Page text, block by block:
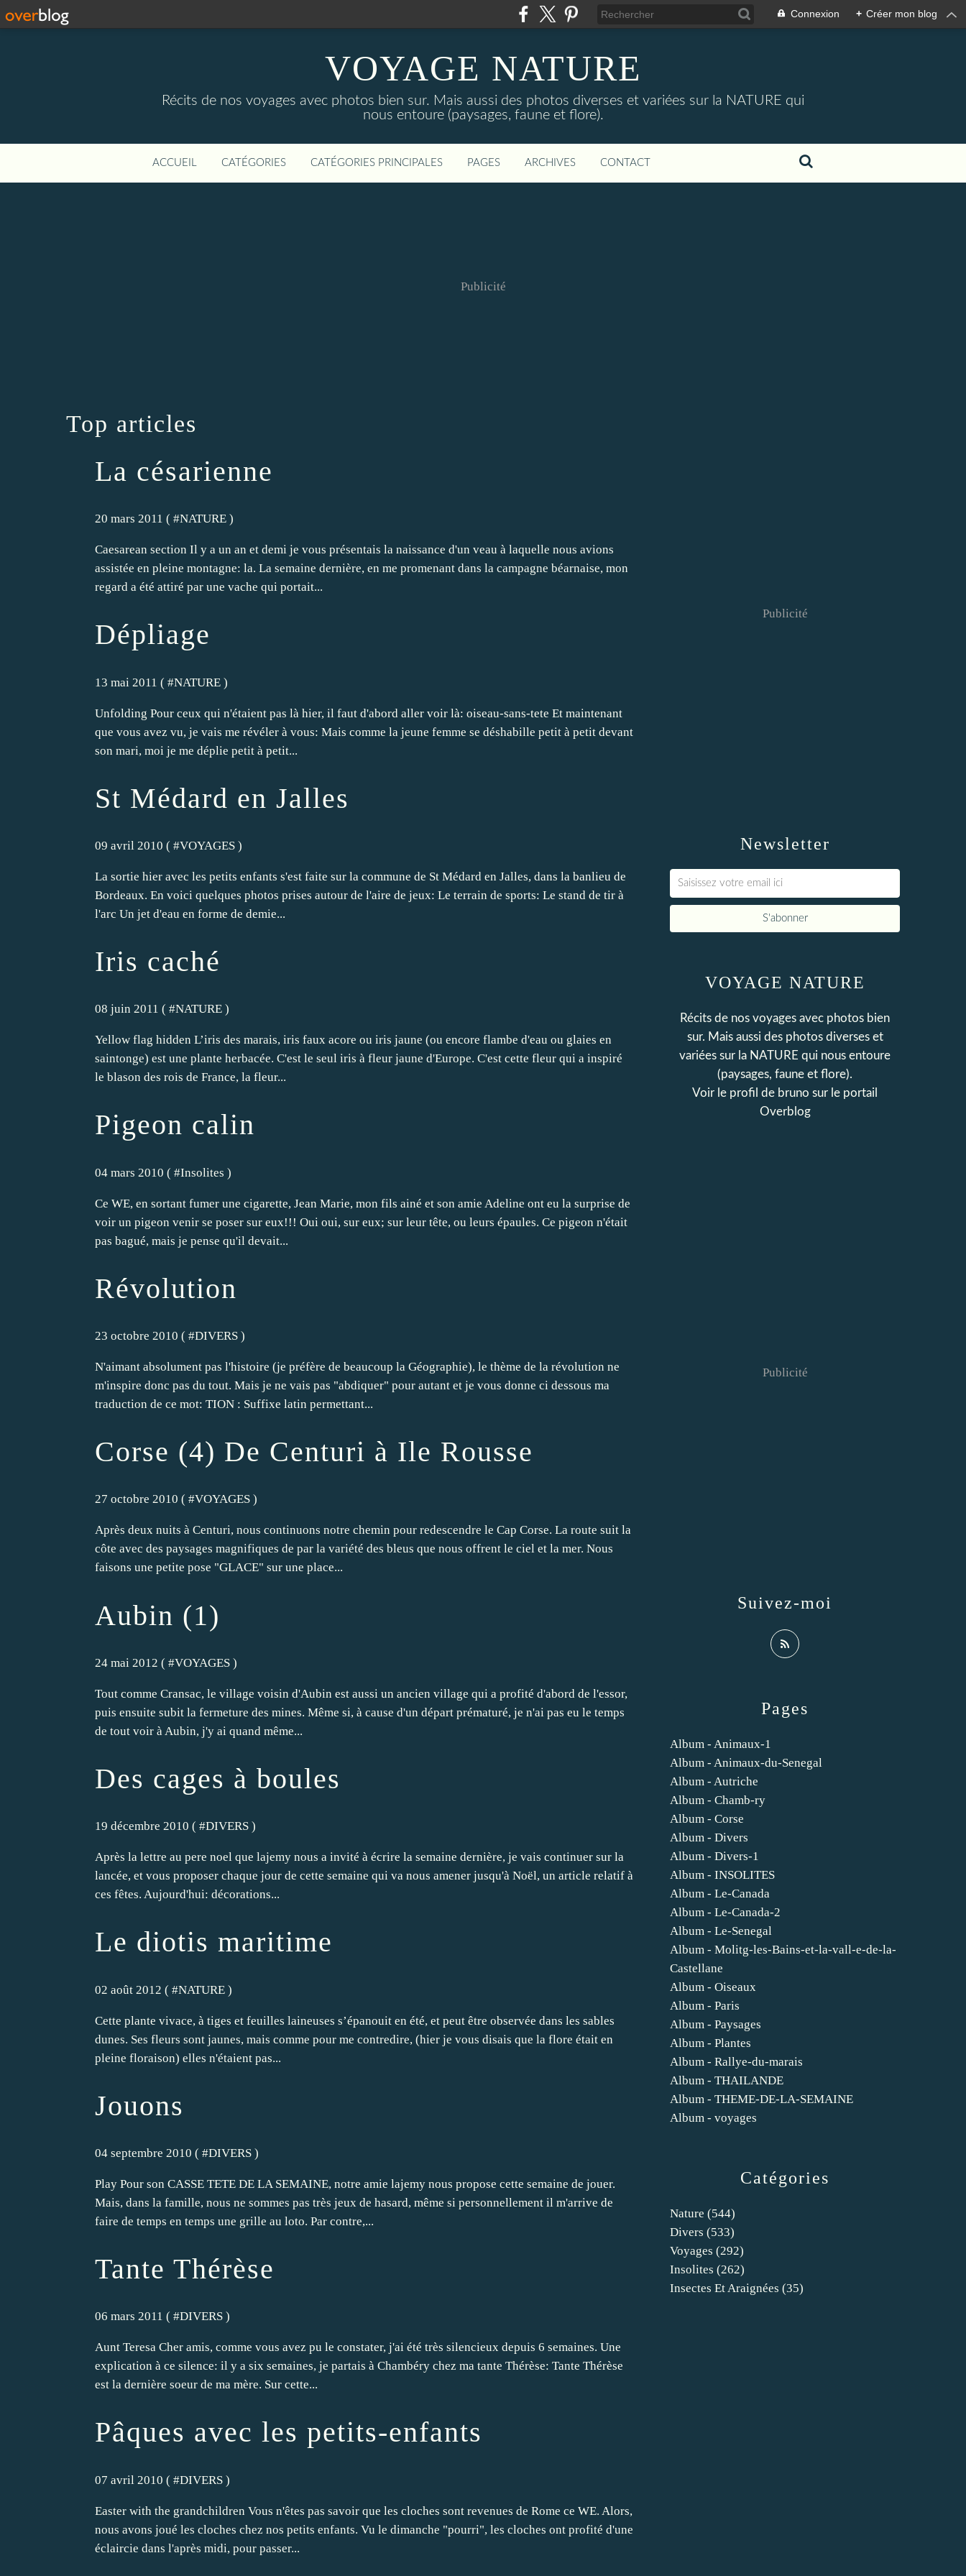
Connexion + Créer mon blog
VOYAGE NATURE
Récits de nos voyages avec photos bien sur. Mais aussi des photos diverses et variées sur la NATURE qui
nous entoure (paysages, faune et flore).
ACCUEIL CATÉGORIES CATÉGORIES PRINCIPALES PAGES ARCHIVES CONTACT
Publicité
Top articles
La césarienne
20 mars 2011 ( #NATURE )
Caesarean section Il y a un an et demi je vous présentais la naissance d'un veau à laquelle nous avions
assistée en pleine montagne: la. La semaine dernière, en me promenant dans la campagne béarnaise, mon
regard a été attiré par une vache qui portait...
Dépliage
13 mai 2011 ( #NATURE )
Unfolding Pour ceux qui n'étaient pas là hier, il faut d'abord aller voir là: oiseau-sans-tete Et maintenant
que vous avez vu, je vais me révéler à vous: Mais comme la jeune femme se déshabille petit à petit devant
son mari, moi je me déplie petit à petit...
St Médard en Jalles
09 avril 2010 ( #VOYAGES )
La sortie hier avec les petits enfants s'est faite sur la commune de St Médard en Jalles, dans la banlieu de
Bordeaux. En voici quelques photos prises autour de l'aire de jeux: Le terrain de sports: Le stand de tir à
l'arc Un jet d'eau en forme de demie...
Iris caché
08 juin 2011 ( #NATURE )
Yellow flag hidden L’iris des marais, iris faux acore ou iris jaune (ou encore flambe d'eau ou glaies en
saintonge) est une plante herbacée. C'est le seul iris à fleur jaune d'Europe. C'est cette fleur qui a inspiré
le blason des rois de France, la fleur...
Pigeon calin
04 mars 2010 ( #Insolites )
Ce WE, en sortant fumer une cigarette, Jean Marie, mon fils ainé et son amie Adeline ont eu la surprise de
voir un pigeon venir se poser sur eux!!! Oui oui, sur eux; sur leur tête, ou leurs épaules. Ce pigeon n'était
pas bagué, mais je pense qu'il devait...
Révolution
23 octobre 2010 ( #DIVERS )
N'aimant absolument pas l'histoire (je préfère de beaucoup la Géographie), le thème de la révolution ne
m'inspire donc pas du tout. Mais je ne vais pas "abdiquer" pour autant et je vous donne ci dessous ma
traduction de ce mot: TION : Suffixe latin permettant...
Corse (4) De Centuri à Ile Rousse
27 octobre 2010 ( #VOYAGES )
Après deux nuits à Centuri, nous continuons notre chemin pour redescendre le Cap Corse. La route suit la
côte avec des paysages magnifiques de par la variété des bleus que nous offrent le ciel et la mer. Nous
faisons une petite pose "GLACE" sur une place...
Aubin (1)
24 mai 2012 ( #VOYAGES )
Tout comme Cransac, le village voisin d'Aubin est aussi un ancien village qui a profité d'abord de l'essor,
puis ensuite subit la fermeture des mines. Même si, à cause d'un départ prématuré, je n'ai pas eu le temps
de tout voir à Aubin, j'y ai quand même...
Des cages à boules
19 décembre 2010 ( #DIVERS )
Après la lettre au pere noel que lajemy nous a invité à écrire la semaine dernière, je vais continuer sur la
lancée, et vous proposer chaque jour de cette semaine qui va nous amener jusqu'à Noël, un article relatif à
ces fêtes. Aujourd'hui: décorations...
Le diotis maritime
02 août 2012 ( #NATURE )
Cette plante vivace, à tiges et feuilles laineuses s’épanouit en été, et peut être observée dans les sables
dunes. Ses fleurs sont jaunes, mais comme pour me contredire, (hier je vous disais que la flore était en
pleine floraison) elles n'étaient pas...
Jouons
04 septembre 2010 ( #DIVERS )
Play Pour son CASSE TETE DE LA SEMAINE, notre amie lajemy nous propose cette semaine de jouer.
Mais, dans la famille, nous ne sommes pas très jeux de hasard, même si personnellement il m'arrive de
faire de temps en temps une grille au loto. Par contre,...
Tante Thérèse
06 mars 2011 ( #DIVERS )
Aunt Teresa Cher amis, comme vous avez pu le constater, j'ai été très silencieux depuis 6 semaines. Une
explication à ce silence: il y a six semaines, je partais à Chambéry chez ma tante Thérèse: Tante Thérèse
est la dernière soeur de ma mère. Sur cette...
Pâques avec les petits-enfants
07 avril 2010 ( #DIVERS )
Easter with the grandchildren Vous n'êtes pas savoir que les cloches sont revenues de Rome ce WE. Alors,
nous avons joué les cloches chez nos petits enfants. Vu le dimanche "pourri", les cloches ont profité d'une
éclaircie dans l'après midi, pour passer...
Newsletter
Publicité
Catégories
Nature (544)
Divers (533)
Voyages (292)
Insolites (262)
Insectes Et Araignées (35)
Pages
Album - Animaux-1
Album - Animaux-du-Senegal
Album - Autriche
Album - Chamb-ry
Album - Corse
Album - Divers
Album - Divers-1
Album - INSOLITES
Album - Le-Canada
Album - Le-Canada-2
Album - Le-Senegal
Album - Molitg-les-Bains-et-la-vall-e-de-la-
Castellane
Album - Oiseaux
Album - Paris
Album - Paysages
Album - Plantes
Album - Rallye-du-marais
Album - THAILANDE
Album - THEME-DE-LA-SEMAINE
Album - voyages
VOYAGE NATURE
Récits de nos voyages avec photos bien
sur. Mais aussi des photos diverses et
variées sur la NATURE qui nous entoure
(paysages, faune et flore).
Voir le profil de bruno sur le portail
Overblog
Suivez-moi
Publicité